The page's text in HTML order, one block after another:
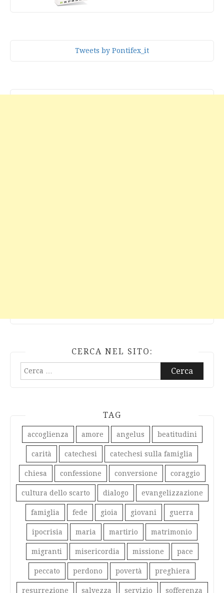
Tweets by Pontifex_it
CERCA NEL SITO:
Ricerca
TAG
accoglienza amore angelus beatitudini
carità catechesi catechesi sulla famiglia
chiesa confessione conversione coraggio
cultura dello scarto dialogo evangelizzazione
famiglia fede gioia giovani guerra
ipocrisia maria martirio matrimonio
migranti misericordia missione pace
peccato perdono povertà preghiera
resurrezione salvezza servizio sofferenza